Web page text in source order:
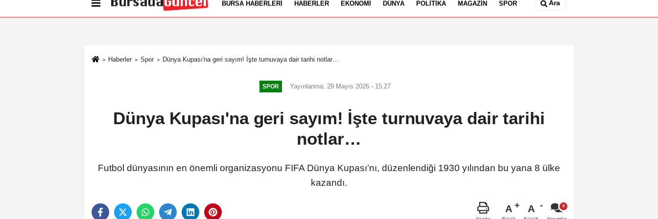
Künye İletişim Çerez Politikası
BURSA HABERLERI HABERLER EKONOMI DÜNYA POLITIKA MAGAZIN SPOR Ara
Haberler Spor Dünya Kupası'na geri sayım! İşte turnuvaya dair tarihi notlar…
SPOR Yayınlanma: 29 Mayıs 2026 - 15:27
Dünya Kupası'na geri sayım! İşte turnuvaya dair tarihi
notlar…
Futbol dünyasının en önemli organizasyonu FIFA Dünya Kupası’nı, düzenlendiği 1930 yılından bu yana 8 ülke
kazandı.
A A